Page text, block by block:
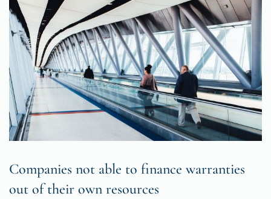
Companies not able to finance warranties
out of their own resources